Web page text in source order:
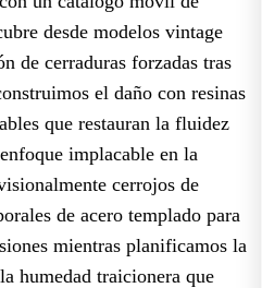
desde modelos vintage
de cerraduras forzadas tras
el daño con resinas
que restauran la fluidez
implacable en la
cerrojos de
de acero templado para
mientras planificamos la
humedad traicionera que